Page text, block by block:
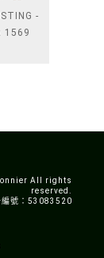
-
1569
All rights
reserved.
號：53083520